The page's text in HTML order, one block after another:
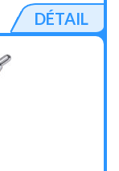
DÉTAIL